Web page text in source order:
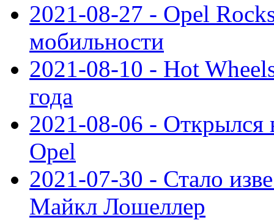
2021-08-27 - Opel
мобильности
2021-08-10 - Hot
года
2021-08-06 - Открылся
Opel
2021-07-30 - Стало
Майкл Лошеллер